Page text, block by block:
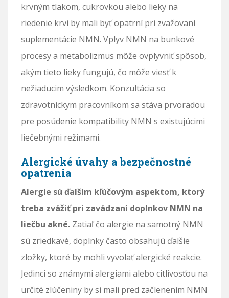
krvným tlakom, cukrovkou alebo lieky na
riedenie krvi by mali byť opatrní pri zvažovaní
suplementácie NMN. Vplyv NMN na bunkové
procesy a metabolizmus môže ovplyvniť spôsob,
akým tieto lieky fungujú, čo môže viesť k
nežiaducim výsledkom. Konzultácia so
zdravotníckym pracovníkom sa stáva prvoradou
pre posúdenie kompatibility NMN s existujúcimi
liečebnými režimami.
Alergické úvahy a bezpečnostné
opatrenia
Alergie sú ďalším kľúčovým aspektom, ktorý
treba zvážiť pri zavádzaní doplnkov NMN na
liečbu akné. Zatiaľ čo alergie na samotný NMN
sú zriedkavé, doplnky často obsahujú ďalšie
zložky, ktoré by mohli vyvolať alergické reakcie.
Jedinci so známymi alergiami alebo citlivosťou na
určité zlúčeniny by si mali pred začlenením NMN